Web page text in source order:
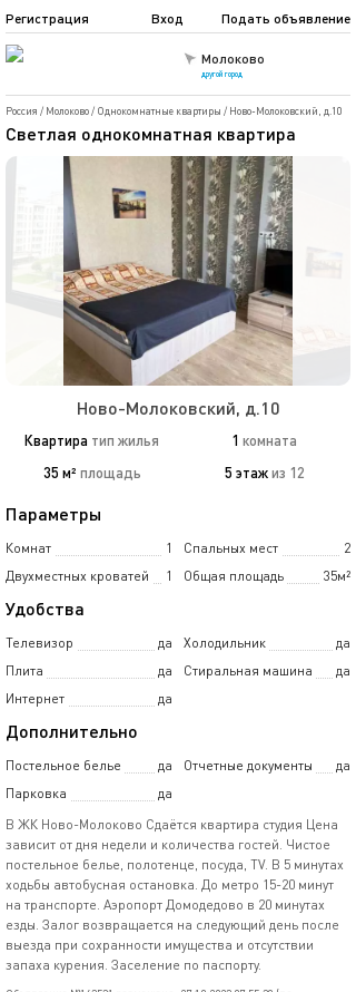
Молоково
другой город
Подать объявление
Регистрация Вход
Россия / Молоково/ Однокомнатные квартиры / Ново-Молоковский, д.10
Светлая однокомнатная квартира
Ново-Молоковский, д.10
Квартира тип жилья 1 комната
35 м² площадь 5 этаж из 12
Параметры
Комнат 1 Спальных мест
2
Двухместных кроватей
1 Общая площадь 35м²
Удобства
Телевизор да Холодильник
да
Плита
да Стиральная машина
да
Интернет
да
Дополнительно
Постельное белье да Отчетные документы
да
Парковка
да
В ЖК Ново-Молоково Сдаётся квартира студия Цена
зависит от дня недели и количества гостей. Чистое
постельное белье, полотенце, посуда, TV. В 5 минутах
ходьбы автобусная остановка. До метро 15-20 минут
на транспорте. Аэропорт Домодедово в 20 минутах
езды. Залог возвращается на следующий день после
выезда при сохранности имущества и отсутствии
запаха курения. Заселение по паспорту.